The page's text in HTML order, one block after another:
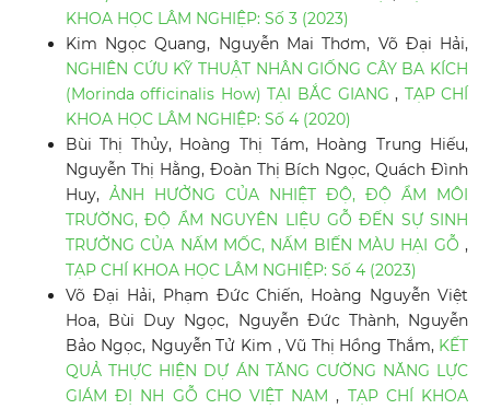
KHOA HỌC LÂM NGHIỆP: Số 3 (2023)
Kim Ngọc Quang, Nguyễn Mai Thơm, Võ Đại Hải,
NGHIÊN CỨU KỸ THUẬT NHÂN GIỐNG CÂY BA KÍCH
(Morinda officinalis How) TẠI BẮC GIANG, TẠP CHÍ
KHOA HỌC LÂM NGHIỆP: Số 4 (2020)
Bùi Thị Thủy, Hoàng Thị Tám, Hoàng Trung Hiếu,
Nguyễn Thị Hằng, Đoàn Thị Bích Ngọc, Quách Đình
Huy, ẢNH HƯỞNG CỦA NHIỆT ĐỘ, ĐỘ ẨM MÔI
TRƯỜNG, ĐỘ ẨM NGUYÊN LIỆU GỖ ĐẾN SỰ SINH
TRƯỞNG CỦA NẤM MỐC, NẤM BIẾN MÀU HẠI GỖ,
TẠP CHÍ KHOA HỌC LÂM NGHIỆP: Số 4 (2023)
Võ Đại Hải, Phạm Đức Chiến, Hoàng Nguyễn Việt
Hoa, Bùi Duy Ngọc, Nguyễn Đức Thành, Nguyễn
Bảo Ngọc, Nguyễn Tử Kim , Vũ Thị Hồng Thắm, KẾT
QUẢ THỰC HIỆN DỰ ÁN TĂNG CƯỜNG NĂNG LỰC
GIÁM ĐỊ NH GỖ CHO VIỆT NAM, TẠP CHÍ KHOA